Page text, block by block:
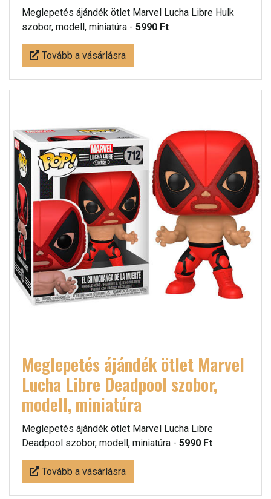
Meglepetés ájándék ötlet Marvel Lucha Libre Hulk
szobor, modell, miniatúra - 5990 Ft
Tovább a vásárlásra
Meglepetés ájándék ötlet Marvel
Lucha Libre Deadpool szobor,
modell, miniatúra
Meglepetés ájándék ötlet Marvel Lucha Libre
Deadpool szobor, modell, miniatúra - 5990 Ft
Tovább a vásárlásra